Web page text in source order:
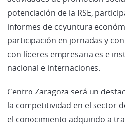
potenciación de la RSE,
informes de coyuntura
participación en jornadas y
con líderes empresariales e
nacional e internaciones.
Centro Zaragoza será un
la competitividad en el sector
el conocimiento adquirido a